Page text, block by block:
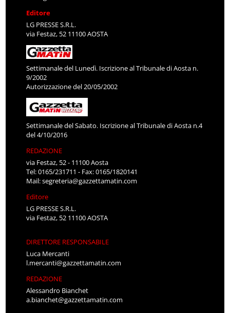
Editore
LG PRESSE S.R.L.
via Festaz, 52 11100 AOSTA
Settimanale del Lunedì. Iscrizione al Tribunale di Aosta n.
9/2002
Autorizzazione del 20/05/2002
Settimanale del Sabato. Iscrizione al Tribunale di Aosta n.4
del 4/10/2016
REDAZIONE
via Festaz, 52 - 11100 Aosta
Tel: 0165/231711 - Fax: 0165/1820141
Mail:segreteria@gazzettamatin.com
Editore
LG PRESSE S.R.L.
via Festaz, 52 11100 AOSTA
DIRETTORE RESPONSABILE
Luca Mercanti
l.mercanti@gazzettamatin.com
REDAZIONE
Alessandro Bianchet
a.bianchet@gazzettamatin.com